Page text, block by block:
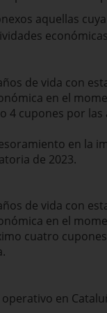
aquellas
de vida con
en el
cupones por
en la
de 2023.
de vida con
en el
cuatro
en